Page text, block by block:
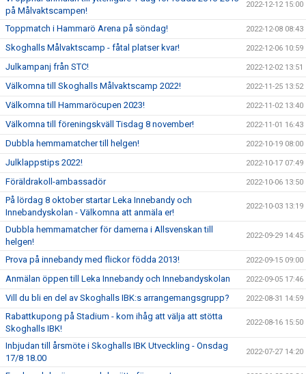
på Målvaktscampen!
2022-12-12 15:00
Toppmatch i Hammarö Arena på söndag! 2022-12-08 08:43
Skoghalls Målvaktscamp - fåtal platser kvar! 2022-12-06 10:59
Julkampanj från STC! 2022-12-02 13:51
Välkomna till Skoghalls Målvaktscamp 2022! 2022-11-25 13:52
Välkomna till Hammaröcupen 2023! 2022-11-02 13:40
Välkomna till föreningskväll Tisdag 8 november! 2022-11-01 16:43
Dubbla hemmamatcher till helgen! 2022-10-19 08:00
Julklappstips 2022! 2022-10-17 07:49
Föräldrakoll-ambassadör 2022-10-06 13:50
På lördag 8 oktober startar Leka Innebandy och
Innebandyskolan - Välkomna att anmäla er!
2022-10-03 13:19
Dubbla hemmamatcher för damerna i Allsvenskan till
helgen!
2022-09-29 14:45
Prova på innebandy med flickor födda 2013! 2022-09-15 09:00
Anmälan öppen till Leka Innebandy och Innebandyskolan 2022-09-05 17:46
Vill du bli en del av Skoghalls IBK:s arrangemangsgrupp? 2022-08-31 14:59
Rabattkupong på Stadium - kom ihåg att välja att stötta
Skoghalls IBK!
2022-08-16 15:50
Inbjudan till årsmöte i Skoghalls IBK Utveckling - Onsdag
17/8 18.00
2022-07-27 14:20